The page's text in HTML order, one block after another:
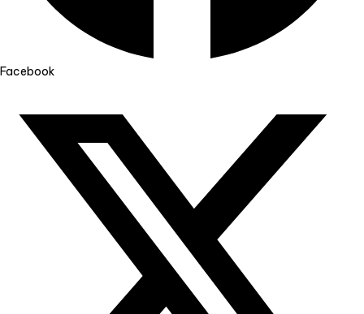
Facebook